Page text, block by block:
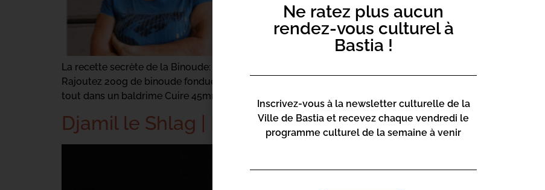
La recette secrète de la Binoude: Prenez 4 frigounets, séparez les vifs des plafs Mélangez les vifs avec 2
Rajoutez 200g de binoude fondue, puis 200g de salsinette avec une pincée d’escarafin Fouettez les plafs
tout dans un baldrime Cuire 45mn à […]
Djamil le Shlag | Exode(s)
Ne ratez plus aucun
rendez-vous culturel à
Bastia !
Inscrivez-vous à la newsletter culturelle de la
Ville de Bastia et recevez chaque vendredi le
programme culturel de la semaine à venir